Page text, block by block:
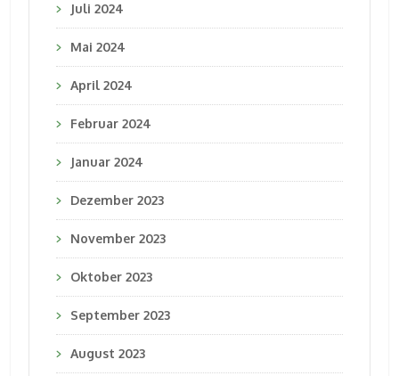
Juli 2024
Mai 2024
April 2024
Februar 2024
Januar 2024
Dezember 2023
November 2023
Oktober 2023
September 2023
August 2023